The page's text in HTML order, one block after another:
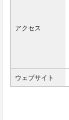
アクセス
ウェブサイト